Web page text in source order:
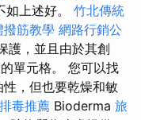
上述好。 竹北傳統
撥筋教學 網路行銷公
護，並且由於其創
單元格。 您可以找
，但也要乾燥和敏
毒推薦 Bioderma 旅